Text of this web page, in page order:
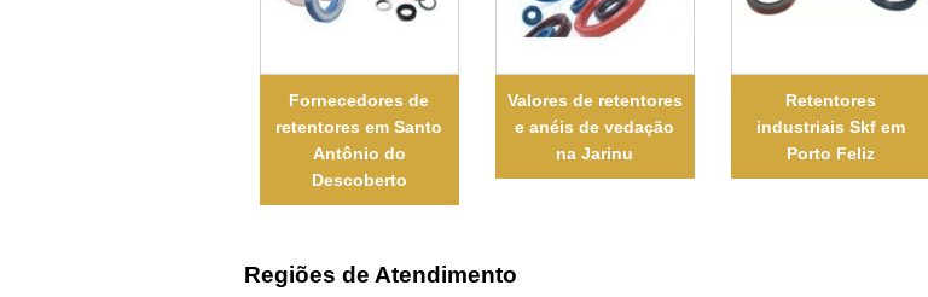
Fornecedores de
retentores em Santo
Antônio do
Descoberto
Valores de retentores
e anéis de vedação
na Jarinu
Retentores
industriais Skf em
Porto Feliz
Regiões de Atendimento